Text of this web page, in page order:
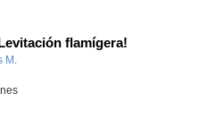
flamígera!
M.